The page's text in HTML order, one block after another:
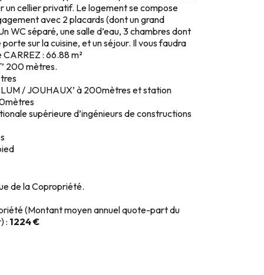
un cellier privatif. Le logement se compose
avec 2 placards (dont un grand
WC séparé, une salle d’eau, 3 chambres dont
sur la cuisine, et un séjour. Il vous faudra
: 66.88 m²
200 mètres.
/ JOUHAUX’ à 200mètres et station
supérieure d’ingénieurs de constructions
de la Copropriété.
(Montant moyen annuel quote-part du
: 1224 €